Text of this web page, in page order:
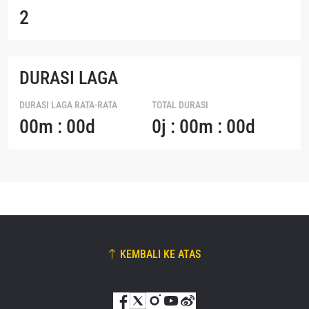
2
DURASI LAGA
DURASI LAGA RATA-RATA
00m : 00d
TOTAL DURASI
0j : 00m : 00d
KEMBALI KE ATAS